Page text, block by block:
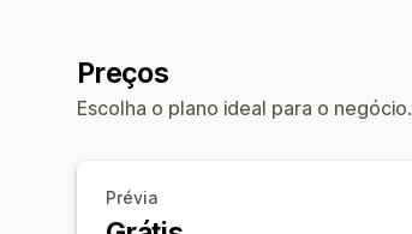
Preços
Escolha o plano ideal para o negócio.
Prévia